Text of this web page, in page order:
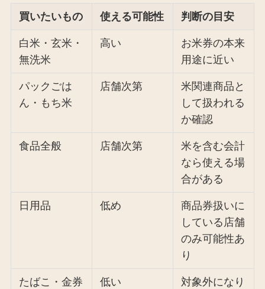
買いたいもの 使える可能性 判断の目安
白米・玄米・
無洗米
高い
お米券の本来
用途に近い
パックごは
ん・もち米
店舗次第
米関連商品と
して扱われる
か確認
食品全般 店舗次第
米を含む会計
なら使える場
合がある
日用品 低め
商品券扱いに
している店舗
のみ可能性あ
り
たばこ・金券 低い 対象外になり